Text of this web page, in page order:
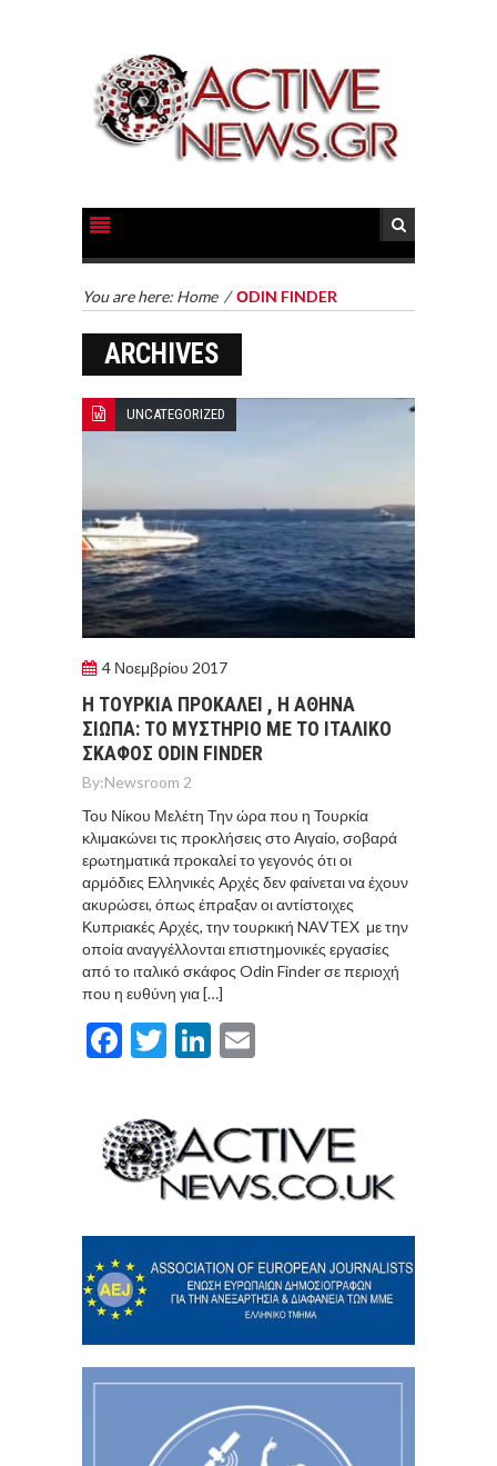
You are here: Home /ΟDIN FINDER
ARCHIVES
UNCATEGORIZED
4 Νοεμβρίου 2017
Η ΤΟΥΡΚΙΑ ΠΡΟΚΑΛΕΙ , Η ΑΘΗΝΑ
ΣΙΩΠΑ: ΤΟ ΜΥΣΤΗΡΙΟ ΜΕ ΤΟ ΙΤΑΛΙΚΟ
ΣΚΑΦΟΣ ΟDIN FINDER
By:Newsroom 2
Του Νίκου Μελέτη Την ώρα που η Τουρκία
κλιμακώνει τις προκλήσεις στο Αιγαίο, σοβαρά
ερωτηματικά προκαλεί το γεγονός ότι οι
αρμόδιες Ελληνικές Αρχές δεν φαίνεται να έχουν
ακυρώσει, όπως έπραξαν οι αντίστοιχες
Κυπριακές Αρχές, την τουρκική NAVTEX με την
οποία αναγγέλλονται επιστημονικές εργασίες
από το ιταλικό σκάφος Odin Finder σε περιοχή
που η ευθύνη για […]
Facebook
TwitterLinkedIn